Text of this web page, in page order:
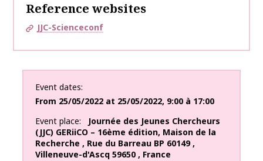
Reference websites
JJC-Scienceconf
Event dates
From 25/05/2022 at 25/05/2022, 9:00 à 17:00
Event place
Journée des Jeunes Chercheurs
(JJC) GERiiCO – 16ème édition, Maison de la
Recherche , Rue du Barreau BP 60149,
Villeneuve-d'Ascq 59650 , France